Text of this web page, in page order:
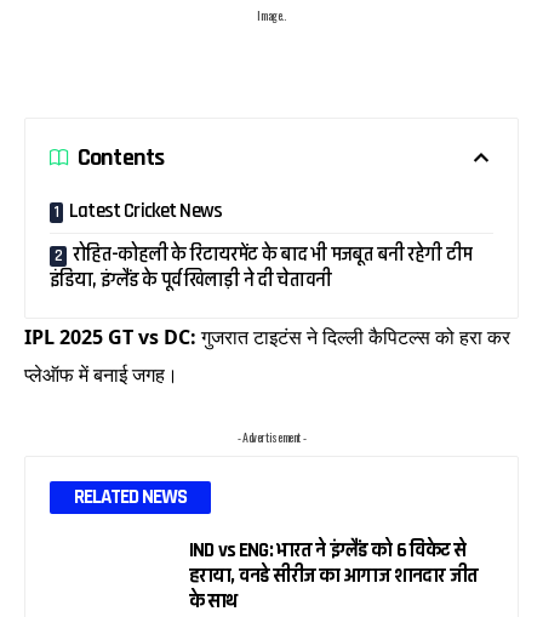
Image..
Contents
Latest Cricket News
रोहित-कोहली के रिटायरमेंट के बाद भी मजबूत बनी रहेगी टीम
इंडिया, इंग्लैंड के पूर्व खिलाड़ी ने दी चेतावनी
IPL 2025 GT vs DC:गुजरात टाइटंस ने दिल्ली कैपिटल्स को हरा कर
प्लेऑफ में बनाई जगह।
- Advertisement -
RELATED NEWS
IND vs ENG: भारत ने इंग्लैंड को 6 विकेट से
हराया, वनडे सीरीज का आगाज शानदार जीत
के साथ